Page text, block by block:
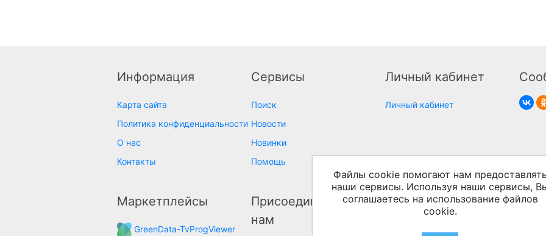
Информация
Карта сайта
Политика конфиденциальности
О нас
Контакты
Сервисы
Поиск
Новости
Новинки
Помощь
Личный кабинет
Личный кабинет
Маркетплейсы
GreenData-TvProgViewer
Присоединяйтесь к
нам
Файлы cookie помогают нам
наши сервисы. Используя наши сервисы,
соглашаетесь на использование файлов
cookie.